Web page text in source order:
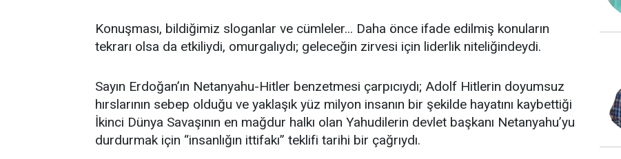
Konuşması, bildiğimiz sloganlar ve cümleler... Daha önce ifade edilmiş konuların
tekrarı olsa da etkiliydi, omurgalıydı; geleceğin zirvesi için liderlik niteliğindeydi.
Sayın Erdoğan’ın Netanyahu-Hitler benzetmesi çarpıcıydı; Adolf Hitlerin doyumsuz
hırslarının sebep olduğu ve yaklaşık yüz milyon insanın bir şekilde hayatını kaybettiği
İkinci Dünya Savaşının en mağdur halkı olan Yahudilerin devlet başkanı Netanyahu’yu
durdurmak için “insanlığın ittifakı” teklifi tarihi bir çağrıydı.